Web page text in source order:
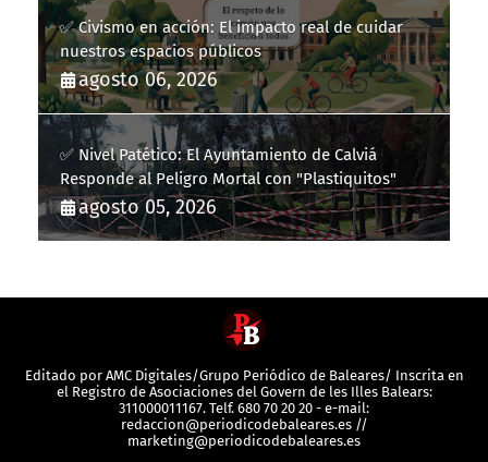
✅ Civismo en acción: El impacto real de cuidar
nuestros espacios públicos
agosto 06, 2026
✅ Nivel Patético: El Ayuntamiento de Calviá
Responde al Peligro Mortal con "Plastiquitos"
agosto 05, 2026
Editado por AMC Digitales/Grupo Periódico de Baleares/ Inscrita en
el Registro de Asociaciones del Govern de les Illes Balears:
311000011167. Telf. 680 70 20 20 - e-mail:
redaccion@periodicodebaleares.es //
marketing@periodicodebaleares.es